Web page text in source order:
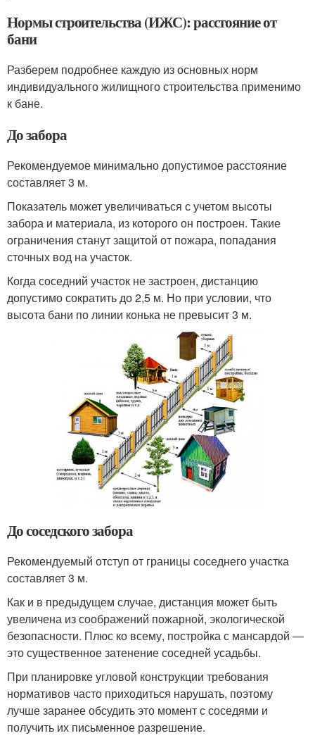
Нормы строительства (ИЖС): расстояние от
бани
Разберем подробнее каждую из основных норм
индивидуального жилищного строительства применимо
к бане.
До забора
Рекомендуемое минимально допустимое расстояние
составляет 3 м.
Показатель может увеличиваться с учетом высоты
забора и материала, из которого он построен. Такие
ограничения станут защитой от пожара, попадания
сточных вод на участок.
Когда соседний участок не застроен, дистанцию
допустимо сократить до 2,5 м. Но при условии, что
высота бани по линии конька не превысит 3 м.
До соседского забора
Рекомендуемый отступ от границы соседнего участка
составляет 3 м.
Как и в предыдущем случае, дистанция может быть
увеличена из соображений пожарной, экологической
безопасности. Плюс ко всему, постройка с мансардой —
это существенное затенение соседней усадьбы.
При планировке угловой конструкции требования
нормативов часто приходиться нарушать, поэтому
лучше заранее обсудить это момент с соседями и
получить их письменное разрешение.